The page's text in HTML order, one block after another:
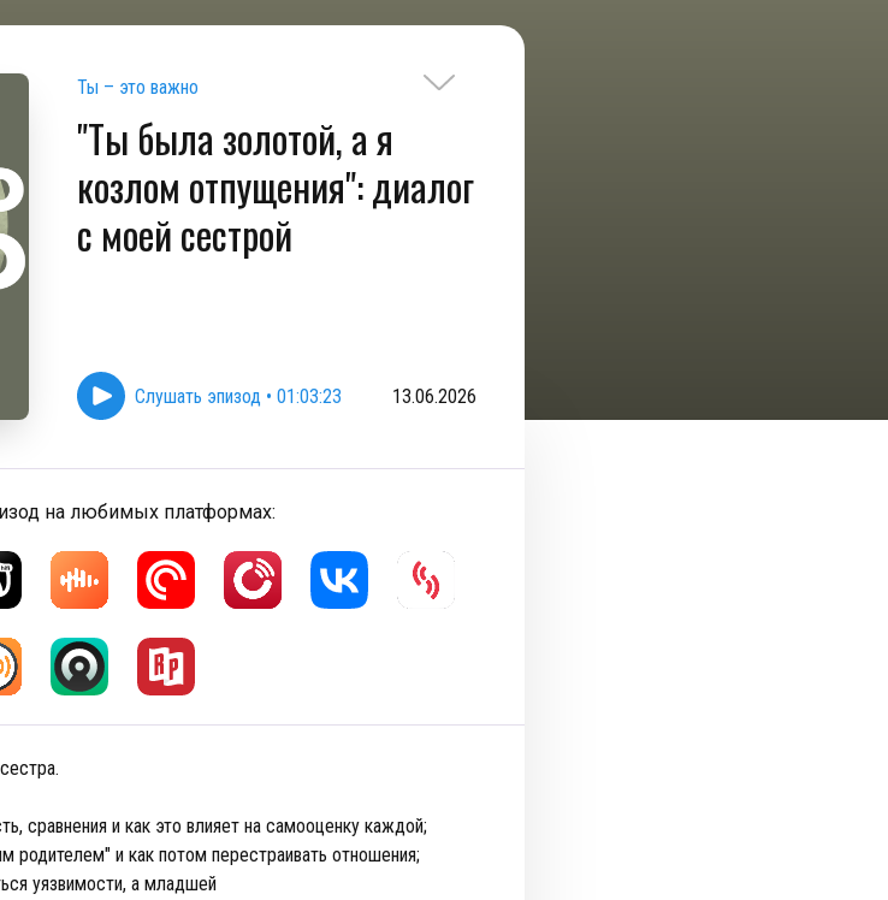
Ты – это важно
"Ты была золотой, а я
козлом отпущения": диалог
с моей сестрой
Слушать эпизод • 01:03:23 13.06.2026
на любимых платформах:
сравнения и как это влияет на самооценку каждой;
родителем" и как потом перестраивать отношения;
уязвимости, а младшей